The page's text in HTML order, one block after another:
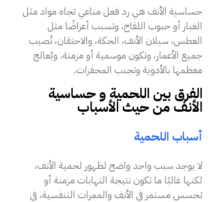
حساسية الأنف هي رد فعل مناعي تجاه مواد مثل
الغبار أو حبوب اللقاح، وتسبب أعراضًا مثل
العطس، سيلان الأنف، الحكة، والاحتقان، تُصيب
جميع الأعمار، وتكون موسمية أو مزمنة، ويُعالج
معظمها بالأدوية وتجنب المحفزات.
الفرق بين اللحمية و حساسية
الأنف من حيث الأسباب
أسباب اللحمية
لا يوجد سبب واحد واضح لظهور لحمية الأنف،
لكنها غالبًا ما تكون نتيجة التهابات مزمنة أو
تحسس مستمر في الأنف والممرات التنفسية، في